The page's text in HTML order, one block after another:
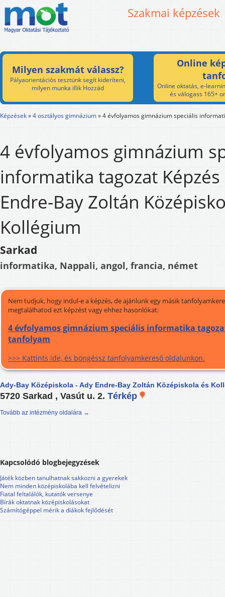
Szakmai képzések
Milyen szakmát válassz?
Pályaorientációs tesztünk segít kideríteni,
milyen munka illik Hozzád
Online
Online oktatás, e-
és válogass 165+
Képzések»4 osztályos gimnázium»4 évfolyamos gimnázium speciális
4 évfolyamos gimnázium
informatika tagozat Képzés
Endre-Bay Zoltán
Kollégium
Sarkad
informatika, Nappali, angol, francia, német
Nem tudjuk, hogy indul-e a képzés, de ajánlunk egy másik
megtalálhatod ezt képzést vagy ehhez hasonlókat:
4 évfolyamos gimnázium speciális informatika
tanfolyam
>>> Kattints ide, és böngéssz tanfolyamkereső oldalunkon.
Ady-Bay Középiskola - Ady Endre-Bay Zoltán Középiskola és
5720 Sarkad , Vasút u. 2. Térkép
Tovább az intézmény oldalára →
Kapcsolódó blogbejegyzések
Játék közben tanulhatnak sakkozni a gyerekek
Nem minden középiskolába kell felvételizni
Fiatal feltalálók, kutatók versenye
Bírák oktatnak középiskolásokat
Számítógéppel mérik a diákok fejlődését